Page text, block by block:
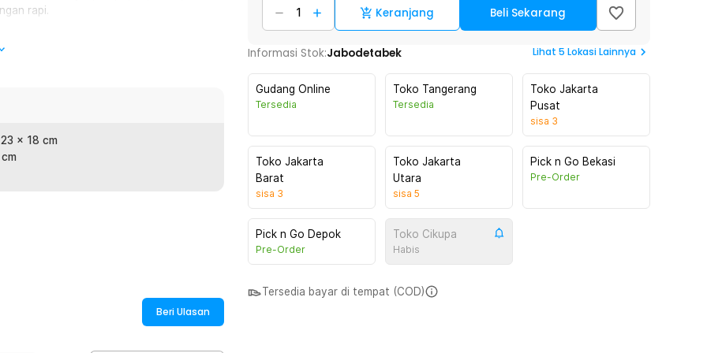
rapi.
kebutuhan. Anda bisa menyesuaikan
gores. Tidak mudah berubah bentuk
Caddy Bag - SS320
x 18 cm
Beri Ulasan
Keranjang Beli Sekarang
Informasi Stok:Jabodetabek Lihat 5 Lokasi Lainnya
Gudang Online
Tersedia
Toko Tangerang
Tersedia
Toko Jakarta
Pusat
sisa 3
Toko Jakarta
Barat
sisa 3
Toko Jakarta
Utara
sisa 5
Pick n Go Bekasi
Pre-Order
Pick n Go Depok
Pre-Order
Toko Cikupa
Habis
Tersedia bayar di tempat (COD)